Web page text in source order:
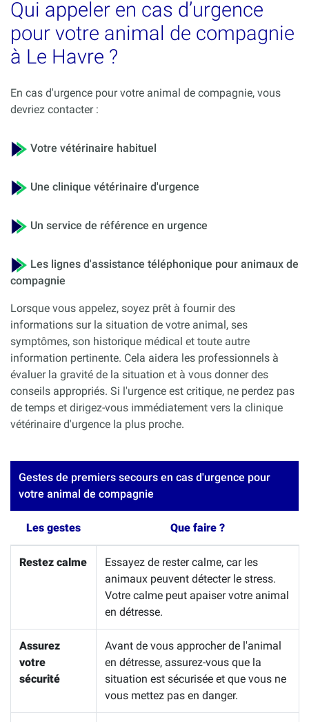
Qui appeler en cas d’urgence
pour votre animal de compagnie
à Le Havre ?
En cas d'urgence pour votre animal de compagnie, vous
devriez contacter :
Votre vétérinaire habituel
Une clinique vétérinaire d'urgence
Un service de référence en urgence
Les lignes d'assistance téléphonique pour animaux de
compagnie
Lorsque vous appelez, soyez prêt à fournir des
informations sur la situation de votre animal, ses
symptômes, son historique médical et toute autre
information pertinente. Cela aidera les professionnels à
évaluer la gravité de la situation et à vous donner des
conseils appropriés. Si l'urgence est critique, ne perdez pas
de temps et dirigez-vous immédiatement vers la clinique
vétérinaire d'urgence la plus proche.
Gestes de premiers secours en cas d'urgence pour
votre animal de compagnie
Les gestes Que faire ?
Restez calme
Essayez de rester calme, car les
animaux peuvent détecter le stress.
Votre calme peut apaiser votre animal
en détresse.
Assurez
votre
sécurité
Avant de vous approcher de l'animal
en détresse, assurez-vous que la
situation est sécurisée et que vous ne
vous mettez pas en danger.